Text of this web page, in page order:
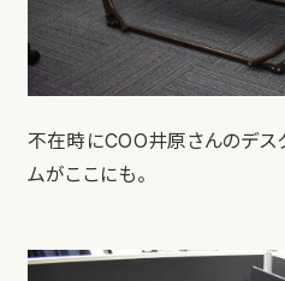
不在時にCOO井原さんのデス
ムがここにも。